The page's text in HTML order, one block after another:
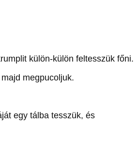
külön-külön feltesszük főni.
megpucoljuk.
egy tálba tesszük, és